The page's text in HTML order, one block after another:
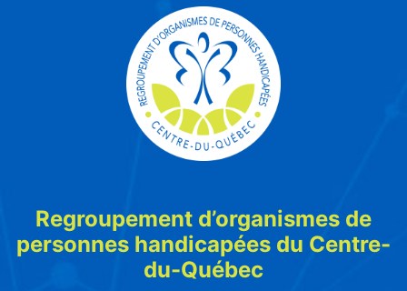
Regroupement d’organismes de
personnes handicapées du Centre-
du-Québec